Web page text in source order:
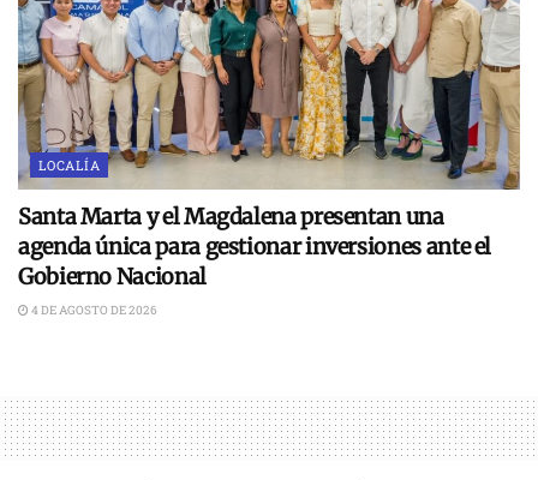
LOCALÍA
Santa Marta y el Magdalena presentan una
agenda única para gestionar inversiones ante el
Gobierno Nacional
4 DE AGOSTO DE 2026